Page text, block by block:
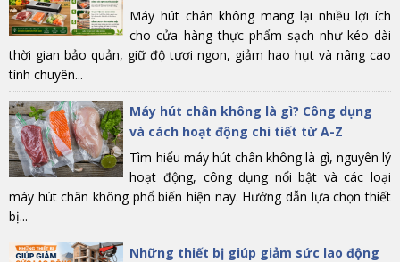
Máy hút chân không mang lại nhiều lợi ích
cho cửa hàng thực phẩm sạch như kéo dài
thời gian bảo quản, giữ độ tươi ngon, giảm hao hụt và nâng cao
tính chuyên...
Máy hút chân không là gì? Công dụng
và cách hoạt động chi tiết từ A-Z
Tìm hiểu máy hút chân không là gì, nguyên lý
hoạt động, công dụng nổi bật và các loại
máy hút chân không phổ biến hiện nay. Hướng dẫn lựa chọn thiết
bị...
Những thiết bị giúp giảm sức lao động